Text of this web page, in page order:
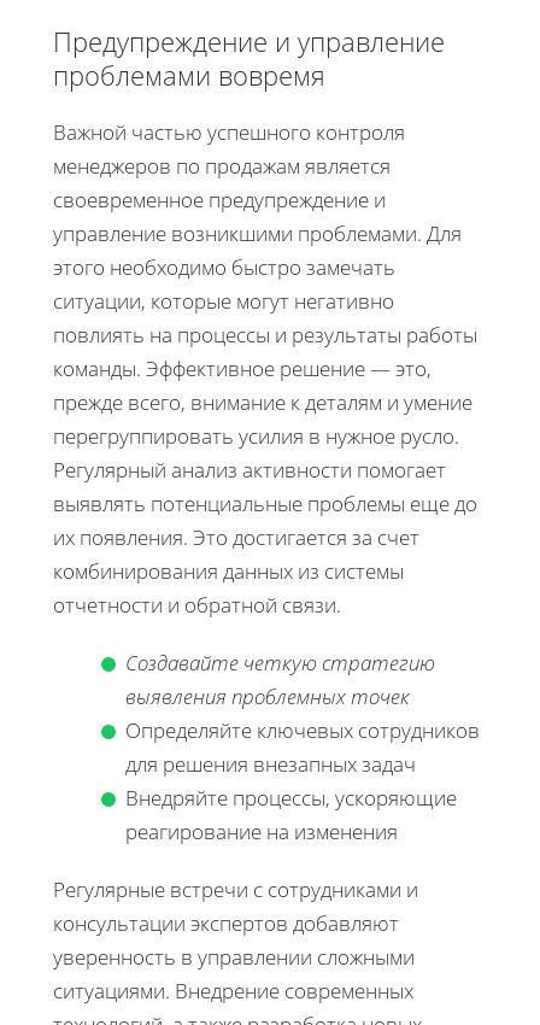
Предупреждение и управление
проблемами вовремя
Важной частью успешного контроля
менеджеров по продажам является
своевременное предупреждение и
управление возникшими проблемами. Для
этого необходимо быстро замечать
ситуации, которые могут негативно
повлиять на процессы и результаты работы
команды. Эффективное решение — это,
прежде всего, внимание к деталям и умение
перегруппировать усилия в нужное русло.
Регулярный анализ активности помогает
выявлять потенциальные проблемы еще до
их появления. Это достигается за счет
комбинирования данных из системы
отчетности и обратной связи.
Создавайте четкую стратегию
выявления проблемных точек
Определяйте ключевых сотрудников
для решения внезапных задач
Внедряйте процессы, ускоряющие
реагирование на изменения
Регулярные встречи с сотрудниками и
консультации экспертов добавляют
уверенность в управлении сложными
ситуациями. Внедрение современных